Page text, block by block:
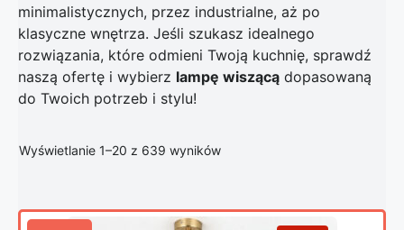
minimalistycznych, przez industrialne, aż po
klasyczne wnętrza. Jeśli szukasz idealnego
rozwiązania, które odmieni Twoją kuchnię, sprawdź
naszą ofertę i wybierz lampę wiszącą dopasowaną
do Twoich potrzeb i stylu!
Wyświetlanie 1–20 z 639 wynikówPosortowane według